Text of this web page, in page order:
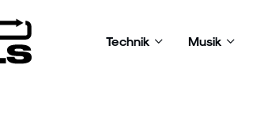
Technik Musik